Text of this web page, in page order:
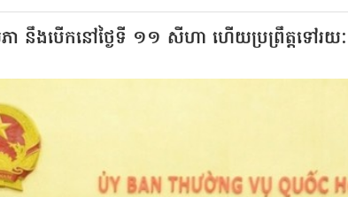
ា នឹងបើកនៅថ្ងៃទី ១១ សីហា ហើយប្រព្រឹត្តទៅរយៈ